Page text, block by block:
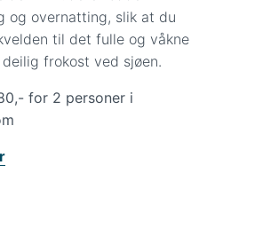
og overnatting, slik at du
til det fulle og våkne
frokost ved sjøen.
for 2 personer i